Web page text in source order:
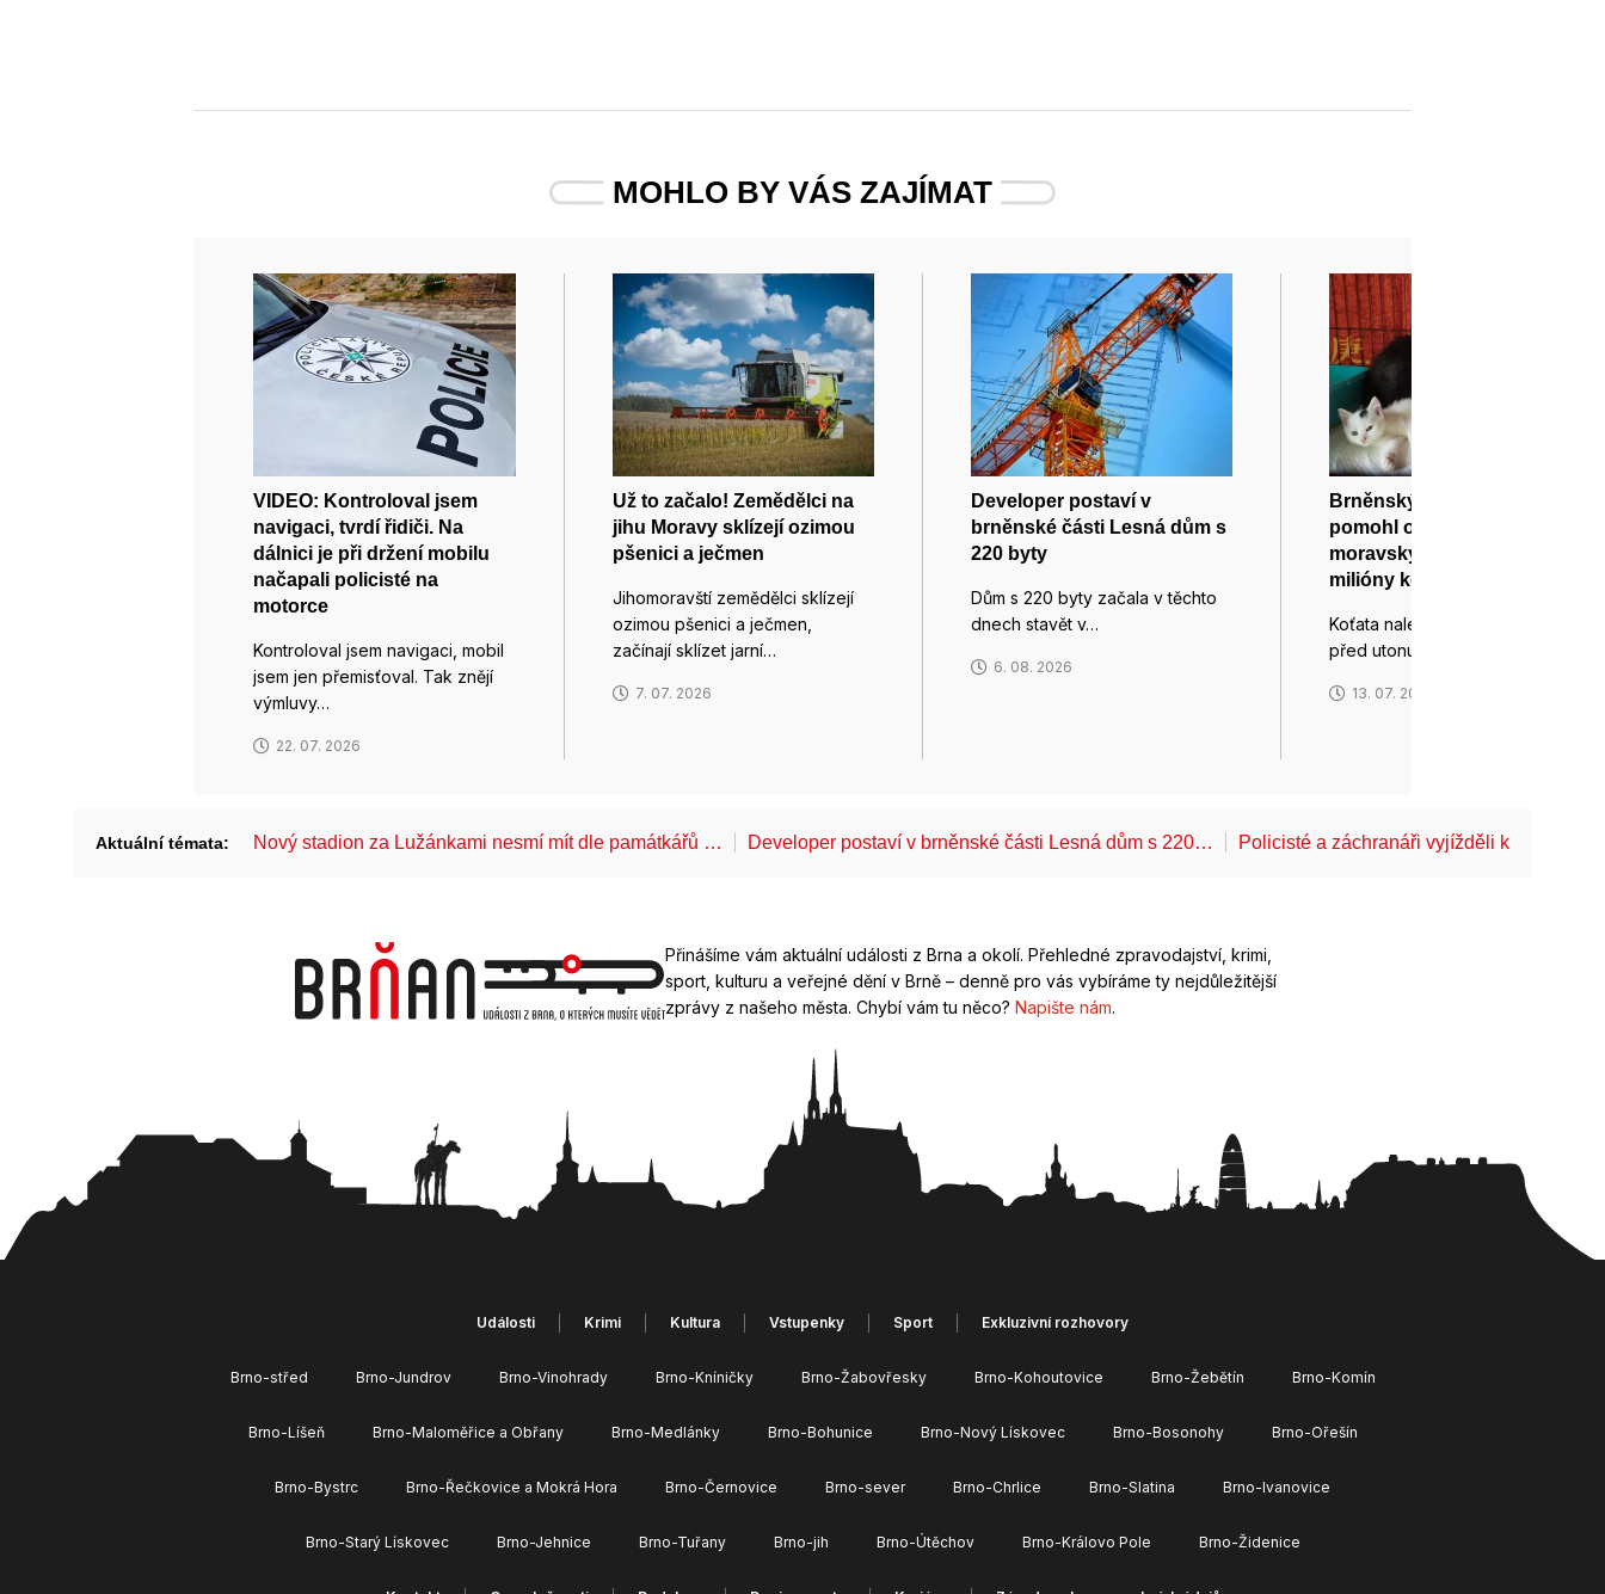
MOHLO BY VÁS ZAJÍMAT
VIDEO: Kontroloval jsem
navigaci, tvrdí řidiči. Na
dálnici je při držení mobilu
načapali policisté na
motorce
Kontroloval jsem navigaci, mobil
jsem jen přemisťoval. Tak znějí
výmluvy…
22. 07. 2026
Už to začalo! Zemědělci na
jihu Moravy sklízejí ozimou
pšenici a ječmen
Jihomoravští zemědělci sklízejí
ozimou pšenici a ječmen,
začínají sklízet jarní…
7. 07. 2026
Developer postaví v
brněnské části Lesná dům s
220 byty
Dům s 220 byty začala v těchto
dnech stavět v…
6. 08. 2026
Brněnský spolek Kryšpín
pomohl opuštěným
moravským kočkám deseti
milióny korun
Koťata nalezená v řece těsně
před utonutím, kocour v tak…
13. 07. 2026
Aktuální témata: Nový stadion za Lužánkami nesmí mít dle památkářů … Developer postaví v brněnské části Lesná dům s 220… Policisté a záchranáři vyjížděli k pádům z
Přinášíme vám aktuální události z Brna a okolí. Přehledné zpravodajství, krimi,
sport, kulturu a veřejné dění v Brně – denně pro vás vybíráme ty nejdůležitější
zprávy z našeho města. Chybí vám tu něco? Napište nám.
Události Krimi Kultura Vstupenky Sport Exkluzivní rozhovory
Brno-střed Brno-Jundrov Brno-Vinohrady Brno-Kníničky Brno-Žabovřesky Brno-Kohoutovice Brno-Žebětín Brno-Komín
Brno-Líšeň Brno-Maloměřice a Obřany Brno-Medlánky Brno-Bohunice Brno-Nový Lískovec Brno-Bosonohy Brno-Ořešín
Brno-Bystrc Brno-Řečkovice a Mokrá Hora Brno-Černovice Brno-sever Brno-Chrlice Brno-Slatina Brno-Ivanovice
Brno-Starý Lískovec Brno-Jehnice Brno-Tuřany Brno-jih Brno-Útěchov Brno-Královo Pole Brno-Židenice